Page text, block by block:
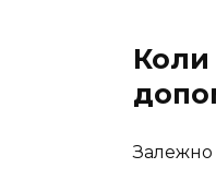
Залежно